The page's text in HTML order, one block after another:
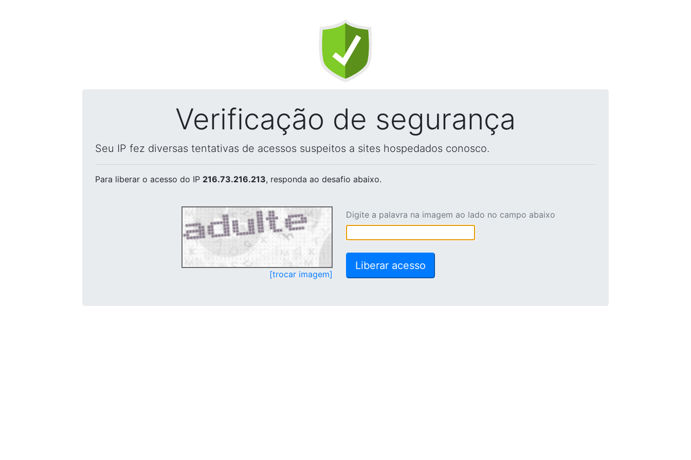
Verificação de segurança
Seu IP fez diversas tentativas de acessos suspeitos a sites hospedados conosco.
Para liberar o acesso do IP 216.73.216.213, responda ao desafio abaixo.
[trocar imagem]
Digite a palavra na imagem ao lado no campo abaixo